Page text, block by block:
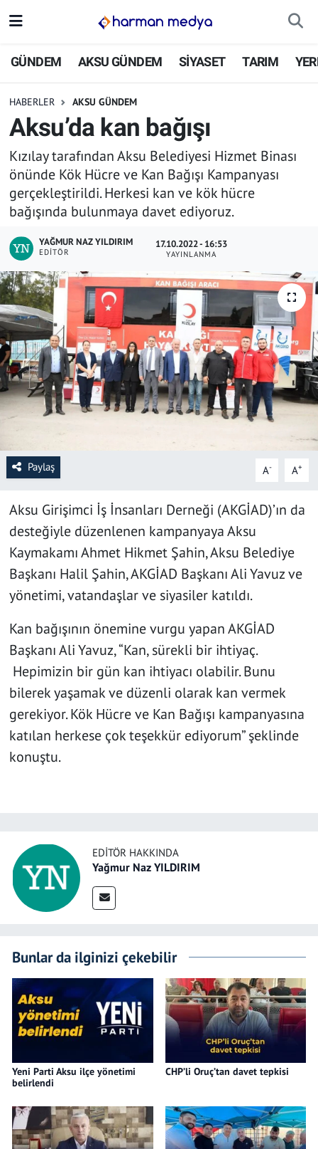
GÜNDEM AKSU GÜNDEM SİYASET TARIM
HABERLER AKSU GÜNDEM
Aksu’da kan bağışı
Kızılay tarafından Aksu Belediyesi Hizmet Binası
önünde Kök Hücre ve Kan Bağışı Kampanyası
gerçekleştirildi. Herkesi kan ve kök hücre
bağışında bulunmaya davet ediyoruz.
YAĞMUR NAZ YILDIRIM
EDITÖR
17.10.2022 - 16:53
YAYINLANMA
Paylaş A- A+
Aksu Girişimci İş İnsanları Derneği (AKGİAD)’ın da
desteğiyle düzenlenen kampanyaya Aksu
Kaymakamı Ahmet Hikmet Şahin, Aksu Belediye
Başkanı Halil Şahin, AKGİAD Başkanı Ali Yavuz ve
yönetimi, vatandaşlar ve siyasiler katıldı.
Kan bağışının önemine vurgu yapan AKGİAD
Başkanı Ali Yavuz, “Kan, sürekli bir ihtiyaç.
Hepimizin bir gün kan ihtiyacı olabilir. Bunu
bilerek yaşamak ve düzenli olarak kan vermek
gerekiyor. Kök Hücre ve Kan Bağışı kampanyasına
katılan herkese çok teşekkür ediyorum” şeklinde
konuştu.
EDITÖR HAKKINDA
Yağmur Naz YILDIRIM
Bunlar da ilginizi çekebilir
Yeni Parti Aksu ilçe yönetimi
belirlendi
CHP’li Oruç’tan davet tepkisi
GÜNDEM
SİYASET
TARIM
YEREL YÖNETİMLER
EKONOMİ
ASAYİŞ
SPOR
SAĞLIK
YAŞAM
KÜLTÜR SANAT
EĞİTİM
İstanbul Nöbetçi Eczaneler
İstanbul Trafik Yoğunluk Haritası
Süper Lig Puan Durumu ve Fikstür
Tüm Manşetler
Son Dakika Haberleri
Haber Arşivi